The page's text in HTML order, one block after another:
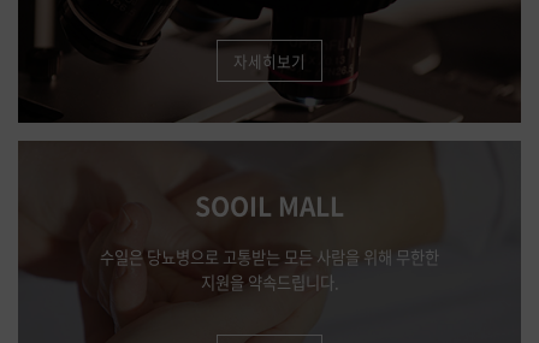
자세히보기
SOOIL MALL
수일은 당뇨병으로 고통받는 모든 사람을 위해 무한한
지원을 약속드립니다.